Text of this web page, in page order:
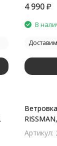
4 990₽
В
Доставим
XL/XXL
Артикул: